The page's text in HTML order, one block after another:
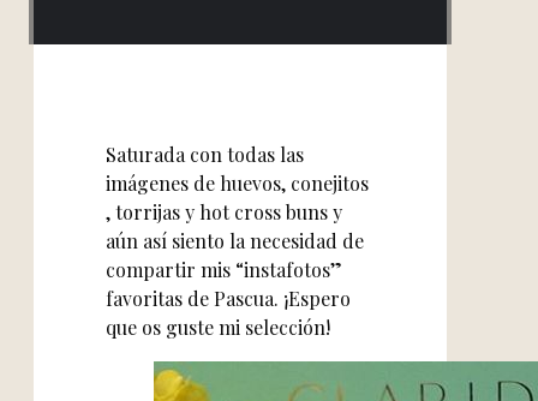
Saturada con todas las
imágenes de huevos, conejitos
, torrijas y hot cross buns y
aún así siento la necesidad de
compartir mis “instafotos”
favoritas de Pascua. ¡Espero
que os guste mi selección!